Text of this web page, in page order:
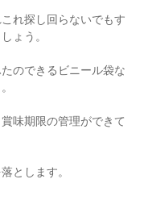
れ探し回らないでもす
ょう。
のできるビニール袋な
味期限の管理ができて
とします。